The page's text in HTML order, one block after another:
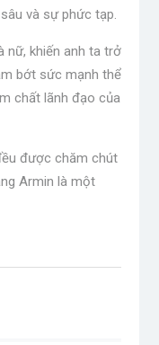
và sự phức tạp.
nữ, khiến anh ta trở
bớt sức mạnh thể
chất lãnh đạo của
được chăm chút
Armin là một